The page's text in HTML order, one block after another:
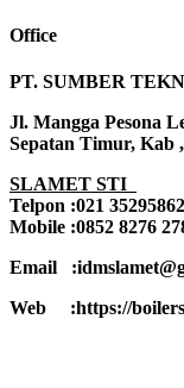
Office
PT. SUMBER
Jl. Mangga Pesona
Sepatan Timur, Kab
SLAMET STI
Telpon :021 35295862
Mobile :0852 8276
Email
Web :https://